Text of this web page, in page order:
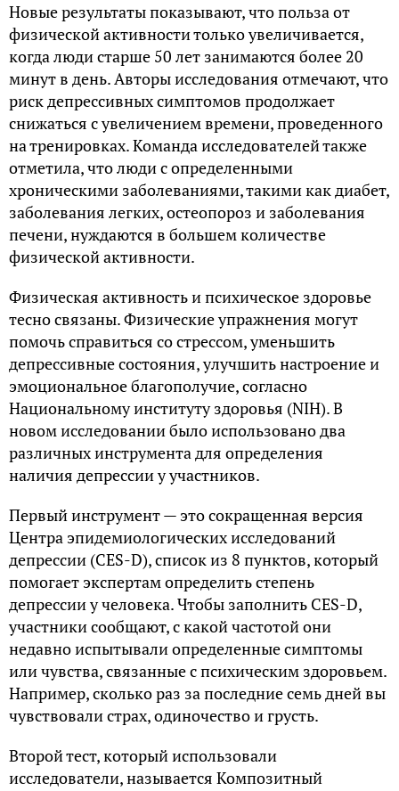
Новые результаты показывают, что польза от
физической активности только увеличивается,
когда люди старше 50 лет занимаются более 20
минут в день. Авторы исследования отмечают, что
риск депрессивных симптомов продолжает
снижаться с увеличением времени, проведенного
на тренировках. Команда исследователей также
отметила, что люди с определенными
хроническими заболеваниями, такими как диабет,
заболевания легких, остеопороз и заболевания
печени, нуждаются в большем количестве
физической активности.
Физическая активность и психическое здоровье
тесно связаны. Физические упражнения могут
помочь справиться со стрессом, уменьшить
депрессивные состояния, улучшить настроение и
эмоциональное благополучие, согласно
Национальному институту здоровья (NIH). В
новом исследовании было использовано два
различных инструмента для определения
наличия депрессии у участников.
Первый инструмент — это сокращенная версия
Центра эпидемиологических исследований
депрессии (CES-D), список из 8 пунктов, который
помогает экспертам определить степень
депрессии у человека. Чтобы заполнить CES-D,
участники сообщают, с какой частотой они
недавно испытывали определенные симптомы
или чувства, связанные с психическим здоровьем.
Например, сколько раз за последние семь дней вы
чувствовали страх, одиночество и грусть.
Второй тест, который использовали
исследователи, называется Композитный